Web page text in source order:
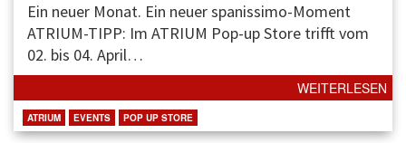
Ein neuer Monat. Ein neuer spanissimo-Moment
ATRIUM-TIPP: Im ATRIUM Pop-up Store trifft vom
02. bis 04. April…
WEITERLESEN
ATRIUM EVENTS POP UP STORE